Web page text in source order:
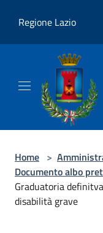
Regione Lazio
Home >
Documento albo
Graduatoria
disabilità grave